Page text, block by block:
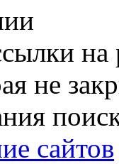
не
сайтов